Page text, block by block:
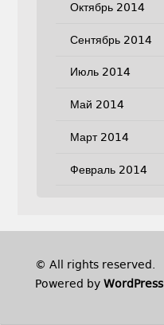
Октябрь 2014
Сентябрь 2014
Июль 2014
Май 2014
Март 2014
Февраль 2014
© All rights reserved.
Powered by WordPress